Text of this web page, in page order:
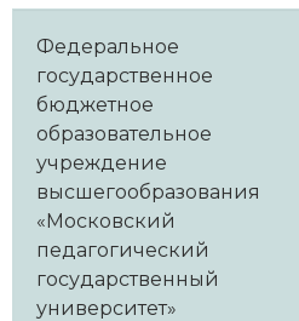
Федеральное
государственное
бюджетное
образовательное
учреждение
высшегообразования
«Московский
педагогический
государственный
университет»